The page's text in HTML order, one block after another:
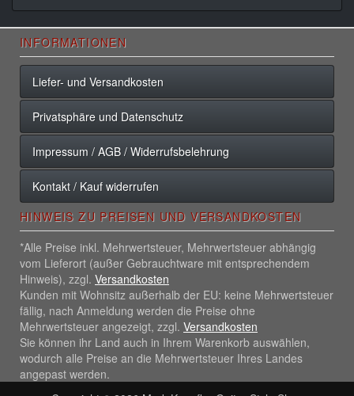
INFORMATIONEN
Liefer- und Versandkosten
Privatsphäre und Datenschutz
Impressum / AGB / Widerrufsbelehrung
Kontakt / Kauf widerrufen
HINWEIS ZU PREISEN UND VERSANDKOSTEN
*Alle Preise inkl. Mehrwertsteuer, Mehrwertsteuer abhängig
vom Lieferort (außer Gebrauchtware mit entsprechendem
Hinweis), zzgl. Versandkosten
Kunden mit Wohnsitz außerhalb der EU: keine Mehrwertsteuer
fällig, nach Anmeldung werden die Preise ohne
Mehrwertsteuer angezeigt, zzgl. Versandkosten
Sie können ihr Land auch in Ihrem Warenkorb auswählen,
wodurch alle Preise an die Mehrwertsteuer Ihres Landes
angepast werden.